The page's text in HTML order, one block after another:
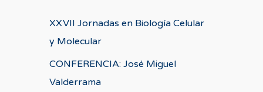
XXVII Jornadas en Biología Celular
y Molecular
CONFERENCIA: José Miguel
Valderrama